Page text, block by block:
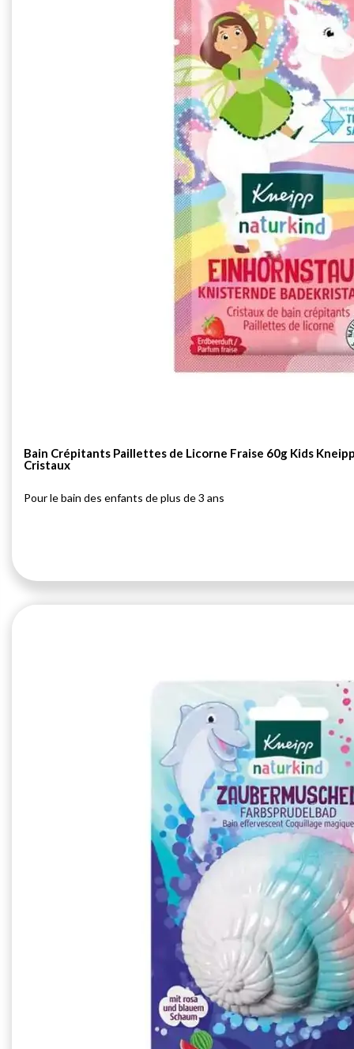
Bain Crépitants Paillettes de Licorne Fraise 60g Kids
Cristaux
Pour le bain des enfants de plus de 3 ans